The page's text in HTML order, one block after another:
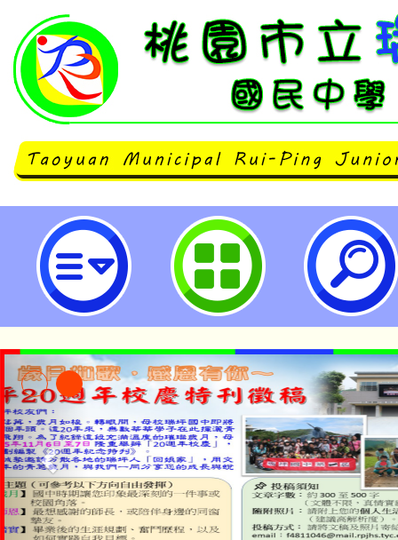
neilrpjhstyc網站設計者：徐嘉